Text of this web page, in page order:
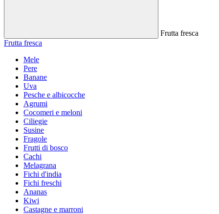
Frutta fresca
Frutta fresca
Mele
Pere
Banane
Uva
Pesche e albicocche
Agrumi
Cocomeri e meloni
Ciliegie
Susine
Fragole
Frutti di bosco
Cachi
Melagrana
Fichi d'india
Fichi freschi
Ananas
Kiwi
Castagne e marroni